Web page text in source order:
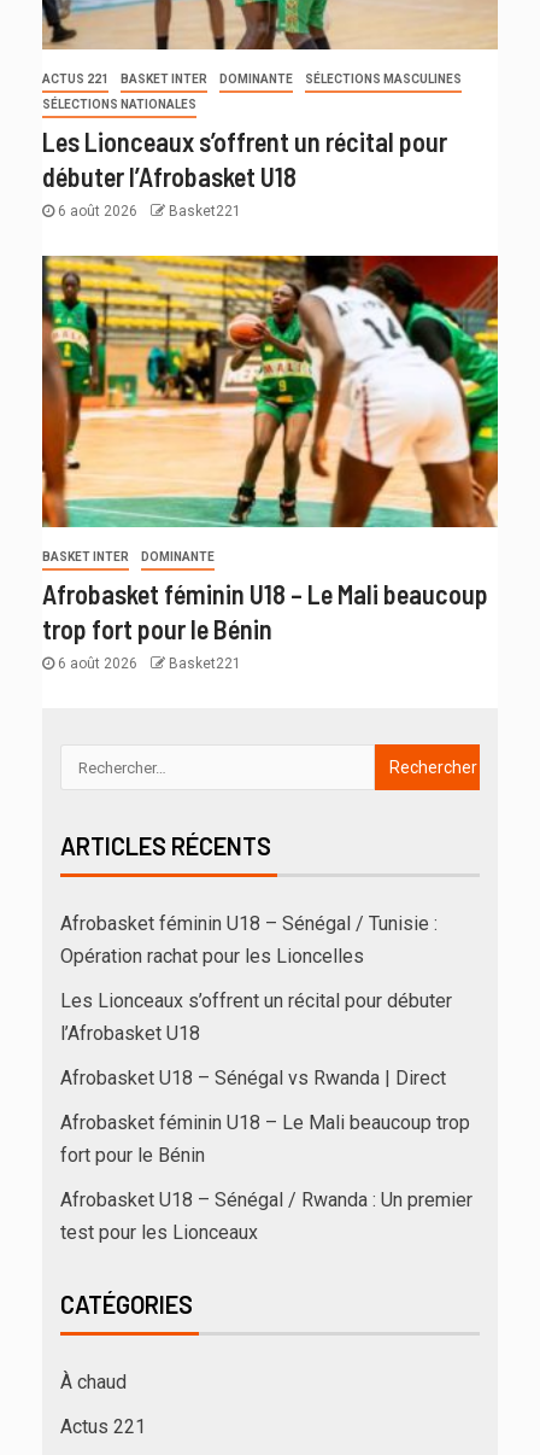
ACTUS 221 BASKET INTER DOMINANTE
SÉLECTIONS MASCULINES
SÉLECTIONS NATIONALES
Les Lionceaux s’offrent un récital pour
débuter l’Afrobasket U18
6 août 2026 Basket221
BASKET INTER DOMINANTE
Afrobasket féminin U18 – Le Mali beaucoup
trop fort pour le Bénin
6 août 2026 Basket221
ARTICLES RÉCENTS
Afrobasket féminin U18 – Sénégal / Tunisie :
Opération rachat pour les Lioncelles
Les Lionceaux s’offrent un récital pour débuter
l’Afrobasket U18
Afrobasket U18 – Sénégal vs Rwanda | Direct
Afrobasket féminin U18 – Le Mali beaucoup trop
fort pour le Bénin
Afrobasket U18 – Sénégal / Rwanda : Un premier
test pour les Lionceaux
CATÉGORIES
À chaud
Actus 221